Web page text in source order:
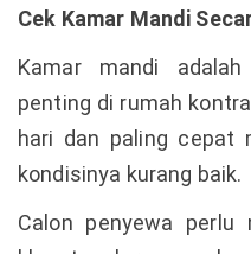
Cek Kamar Mandi
Kamar mandi
penting di rumah
hari dan paling cepat
kondisinya kurang baik.
Calon penyewa perlu